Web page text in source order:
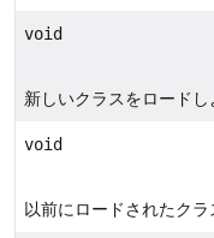
void
新しいクラスをロードし
void
以前にロードされたクラ